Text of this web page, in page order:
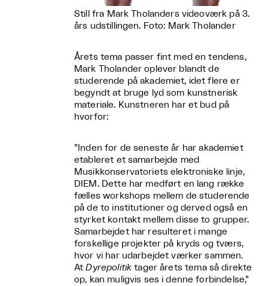
Still fra Mark Tholanders videoværk på 3.
års udstillingen. Foto: Mark Tholander
Årets tema passer fint med en tendens,
Mark Tholander oplever blandt de
studerende på akademiet, idet flere er
begyndt at bruge lyd som kunstnerisk
materiale. Kunstneren har et bud på
hvorfor:
” Inden for de seneste år har akademiet
etableret et samarbejde med
Musikkonservatoriets elektroniske linje,
DIEM. Dette har medført en lang række
fælles workshops mellem de studerende
på de to institutioner og derved også en
styrket kontakt mellem disse to grupper.
Samarbejdet har resulteret i mange
forskellige projekter på kryds og tværs,
hvor vi har udarbejdet værker sammen.
AtDyrepolitiktager årets tema så direkte
op, kan muligvis ses i denne forbindelse,”